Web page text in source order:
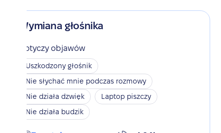
Wymiana głośnika
Dotyczy objawów
Uszkodzony głośnik
Nie słychać mnie podczas rozmowy
Nie działa dzwięk
Laptop piszczy
Nie działa budzik